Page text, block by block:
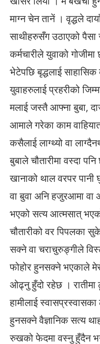
माग्न चेन तानें । वृद्धले
साथीहरुसँग उठाएको पैसा
कर्मचारीले युवाको
भेटेपछि बृद्धलाई
युवाहरुलाई प्रहरीको
मलाई जस्तै आफ्ना बुबा,
आमाले गरेका काम
कसैलाई लाग्थ्यो वा
बुबाले चौतारीमा वस्दा
खानाको थाल वरपर
वा बुवा अनि हजुरआमा वा
भएको सत्य आत्मसात्
चौतारीको वर पिपलका
सक्ने वा चराचुरुङ्गीले
फोहोर हुनसक्ने भएकाले
ओढ्नु हुँदो रहेछ ।
हामीलाई
हुनसक्ने वैज्ञानिक सत्य
रुखको फेदमा वस्नु हुँदैन